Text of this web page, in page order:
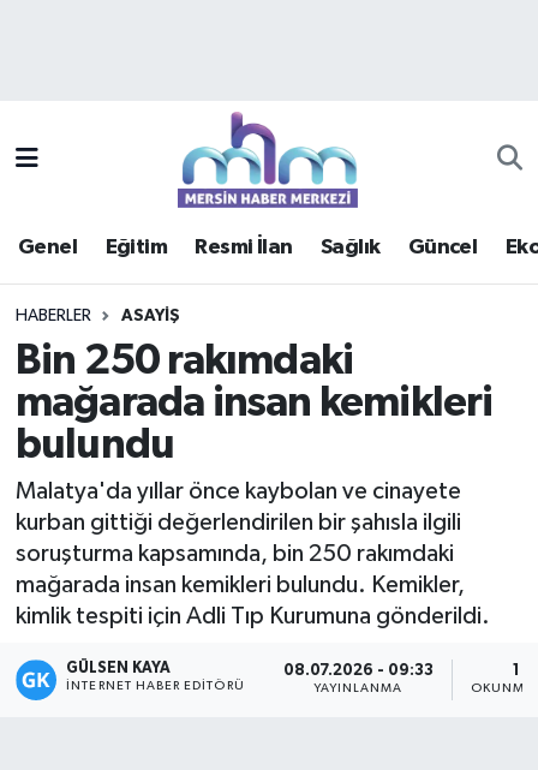
Genel Eğitim Resmi İlan Sağlık Güncel
HABERLER ASAYIŞ
Bin 250 rakımdaki
mağarada insan kemikleri
bulundu
Malatya'da yıllar önce kaybolan ve cinayete
kurban gittiği değerlendirilen bir şahısla ilgili
soruşturma kapsamında, bin 250 rakımdaki
mağarada insan kemikleri bulundu. Kemikler,
kimlik tespiti için Adli Tıp Kurumuna gönderildi.
GÜLSEN KAYA
İNTERNET HABER EDITÖRÜ
08.07.2026 - 09:33
YAYINLANMA OKUNMA
Güncel
Haberde insan
Kültür - Sanat
Magazin
Mersin Trafik Yoğunluk Haritası
Süper Lig Puan Durumu ve Fikstür
Haber Arşivi